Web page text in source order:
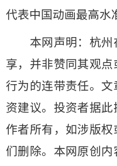
代表中国动画最高水
本网声明：杭州
享，并非赞同其观
行为的连带责任。
资建议。投资者据
作者所有，如涉版
们删除。本网原创